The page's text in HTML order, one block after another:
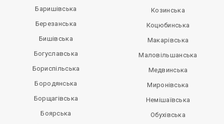
Баришівська
Березанська
Бишівська
Богуславська
Бориспільська
Бородянська
Борщагівська
Боярська
Козинська
Коцюбинська
Макарівська
Маловільшанська
Медвинська
Миронівська
Немішаївська
Обухівська